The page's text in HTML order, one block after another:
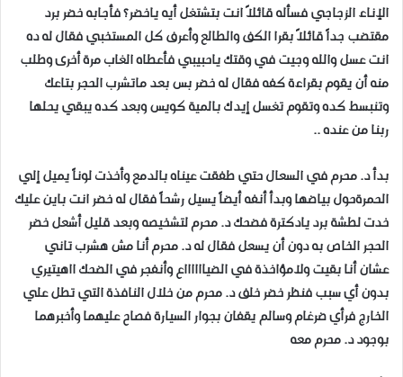
الإناء الزجاجي فسأله قائلاً انت بتشتغل أيه ياخضر؟ فأجابه خضر برد
مقتضب جداً قائلاً بقرا الكف والطالع وأعرف كل المستخبي فقال له ده
انت عسل والله وجيت في وقتك ياحبيبي فأعطاه الغاب مرة أخرى وطلب
منه أن يقوم بقراءة كفه فقال له خضر بس بعد ماتشرب الحجر بتاعك
وتنبسط كده وتقوم تغسل إيدك بالمية كويس وبعد كده يبقي يحلها
ربنا من عنده ..
بدأ د. محرم في السعال حتي طفقت عيناه بالدمع وأخذت لوناً يميل إلي
الحمرةحول بياضها وبدأ أنفه أيضاً يسيل رشحاً فقال له خضر انت باين عليك
خدت لطشة برد يادكترة فضحك د. محرم لتشخيصه وبعد قليل أشعل خضر
الحجر الخاص به دون أن يسعل فقال له د. محرم أنا مش هشرب تاني
عشان أنا بقيت ولامؤاخذة في الضيااااااع وأنفجر في الضحك ااهيتيري
بدون أي سبب فنظر خضر خلف د. محرم من خلال النافذة التي تطل علي
الخارج فرأي ضرغام وسالم يقفان بجوار السيارة فصاح عليهما وأخبرهما
بوجود د. محرم معه